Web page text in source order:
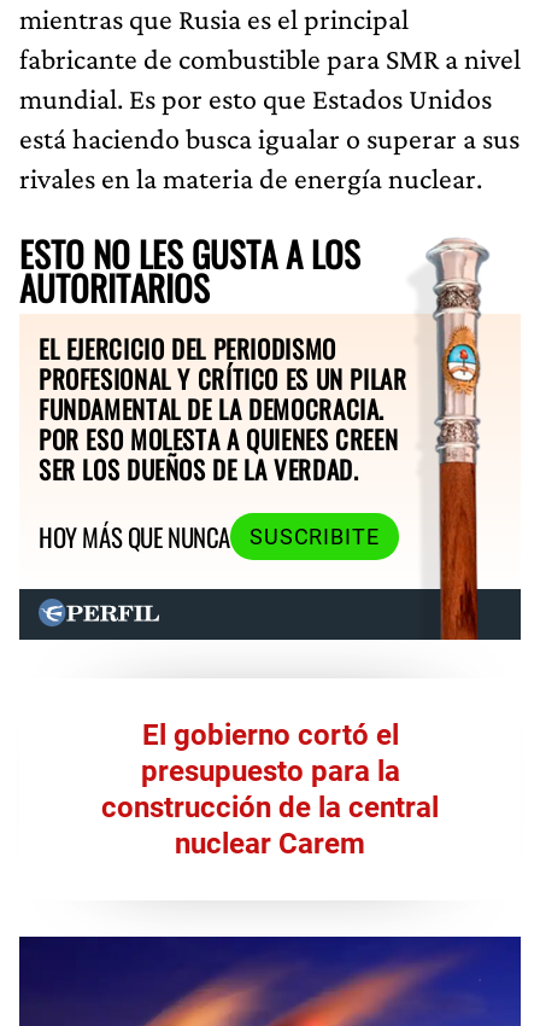
mientras que Rusia es el principal
fabricante de combustible para SMR a nivel
mundial. Es por esto que Estados Unidos
está haciendo busca igualar o superar a sus
rivales en la materia de energía nuclear.
ESTO NO LES GUSTA A LOS
AUTORITARIOS
EL EJERCICIO DEL PERIODISMO
PROFESIONAL Y CRÍTICO ES UN PILAR
FUNDAMENTAL DE LA DEMOCRACIA.
POR ESO MOLESTA A QUIENES CREEN
SER LOS DUEÑOS DE LA VERDAD.
HOY MÁS QUE NUNCA
SUSCRIBITE
El gobierno cortó el
presupuesto para la
construcción de la central
nuclear Carem